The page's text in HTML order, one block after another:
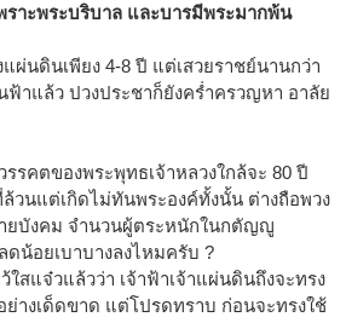
ราะพระบริบาล และบารมีพระมากพ้น
ผ่นดินเพียง 4-8 ปี แต่เสวยราชย์นานกว่า
ฟ้าแล้ว ปวงประชาก็ยังคร่ำครวญหา อาลัย
รคตของพระพุทธเจ้าหลวงใกล้จะ 80 ปี
วนแต่เกิดไม่ทันพระองค์ทั้งนั้น ต่างถือพวง
ยบังคม จำนวนผู้ตระหนักในกตัญญู
ดน้อยเบาบางลงไหมครับ ?
สแจ๋วแล้วว่า เจ้าฟ้าเจ้าแผ่นดินถึงจะทรง
างเด็ดขาด แต่โปรดทราบ ก่อนจะทรงใช้